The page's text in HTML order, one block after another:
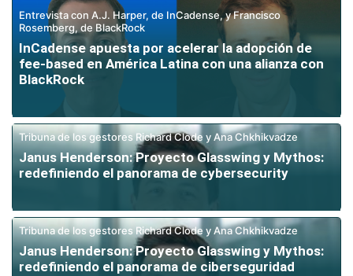
Entrevista con A.J. Harper, de InCadense, y Francisco
Rosemberg, de BlackRock
InCadense apuesta por acelerar la adopción de
fee-based en América Latina con una alianza con
BlackRock
Tribuna de los gestores Richard Clode y Ana Chkhikvadze
Janus Henderson: Proyecto Glasswing y Mythos:
redefiniendo el panorama de cybersecurity
Tribuna de los gestores Richard Clode y Ana Chkhikvadze
Janus Henderson: Proyecto Glasswing y Mythos:
redefiniendo el panorama de ciberseguridad